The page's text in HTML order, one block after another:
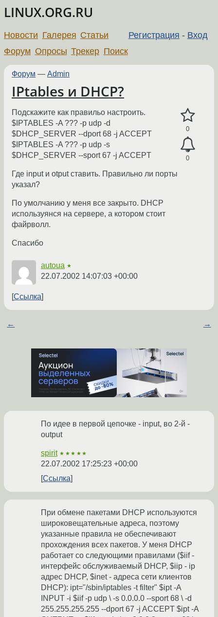
LINUX.ORG.RU
Регистрация - Вход
Новости Галерея Статьи
Форум Опросы Трекер Поиск
Форум — Admin
IPtables и DHCP?
0
0
Подскажите как правильо настроить.
$IPTABLES -A ??? -p udp -d
$DHCP_SERVER --dport 68 -j ACCEPT
$IPTABLES -A ??? -p udp -s
$DHCP_SERVER --sport 67 -j ACCEPT
Где input и otput ставить. Правильно ли порты
указал?
По умолчанию у меня все закрыто. DHCP
используянся на сервере, а котором стоит
файрволл.
Спасибо
autoua ★
22.07.2002 14:07:03 +00:00
Ссылка
← →
По идее в первой цепочке - input, во 2-й -
output
spirit ★★★★★
22.07.2002 17:25:23 +00:00
Ссылка
При обмене пакетами DHCP используются
широковещательные адреса, поэтому
указанные правила не обеспечивают
прохождения всех пакетов. У меня DHCP
работает со следующими правилами ($iif -
интерфейс обслуживаемый DHCP, $iip - ip
адрес DHCP, $inet - адреса сети клиентов
DHCP): ipt="/sbin/iptables -t filter" $ipt -A
INPUT -i $iif -p udp \ -s 0.0.0.0 --sport 68 \ -d
255.255.255.255 --dport 67 -j ACCEPT $ipt -A